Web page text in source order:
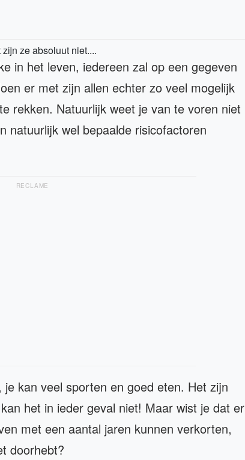
ze absoluut niet....
in het leven, iedereen zal op een gegeven
er met zijn allen echter zo veel mogelijk
rekken. Natuurlijk weet je van te voren niet
natuurlijk wel bepaalde risicofactoren
RECLAME
kan veel sporten en goed eten. Het zijn
het in ieder geval niet! Maar wist je dat er
met een aantal jaren kunnen verkorten,
doorhebt?